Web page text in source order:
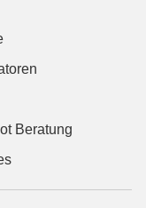
Beratung